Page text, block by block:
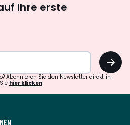
abonnieren
Ihre erste
OK
Abonnieren Sie den Newsletter direkt in
hier klicken